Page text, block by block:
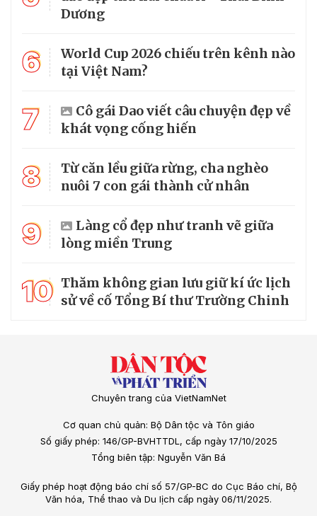
Dương
6
World Cup 2026 chiếu trên kênh nào
tại Việt Nam?
7
Cô gái Dao viết câu chuyện đẹp về
khát vọng cống hiến
8
Từ căn lều giữa rừng, cha nghèo
nuôi 7 con gái thành cử nhân
9
Làng cổ đẹp như tranh vẽ giữa
lòng miền Trung
10 Thăm không gian lưu giữ kí ức lịch
sử về cố Tổng Bí thư Trường Chinh
Chuyên trang của VietNamNet
Cơ quan chủ quản: Bộ Dân tộc và Tôn giáo
Số giấy phép: 146/GP-BVHTTDL, cấp ngày 17/10/2025
Tổng biên tập: Nguyễn Văn Bá
Giấy phép hoạt động báo chí số 57/GP-BC do Cục Báo chí, Bộ
Văn hóa, Thể thao và Du lịch cấp ngày 06/11/2025.